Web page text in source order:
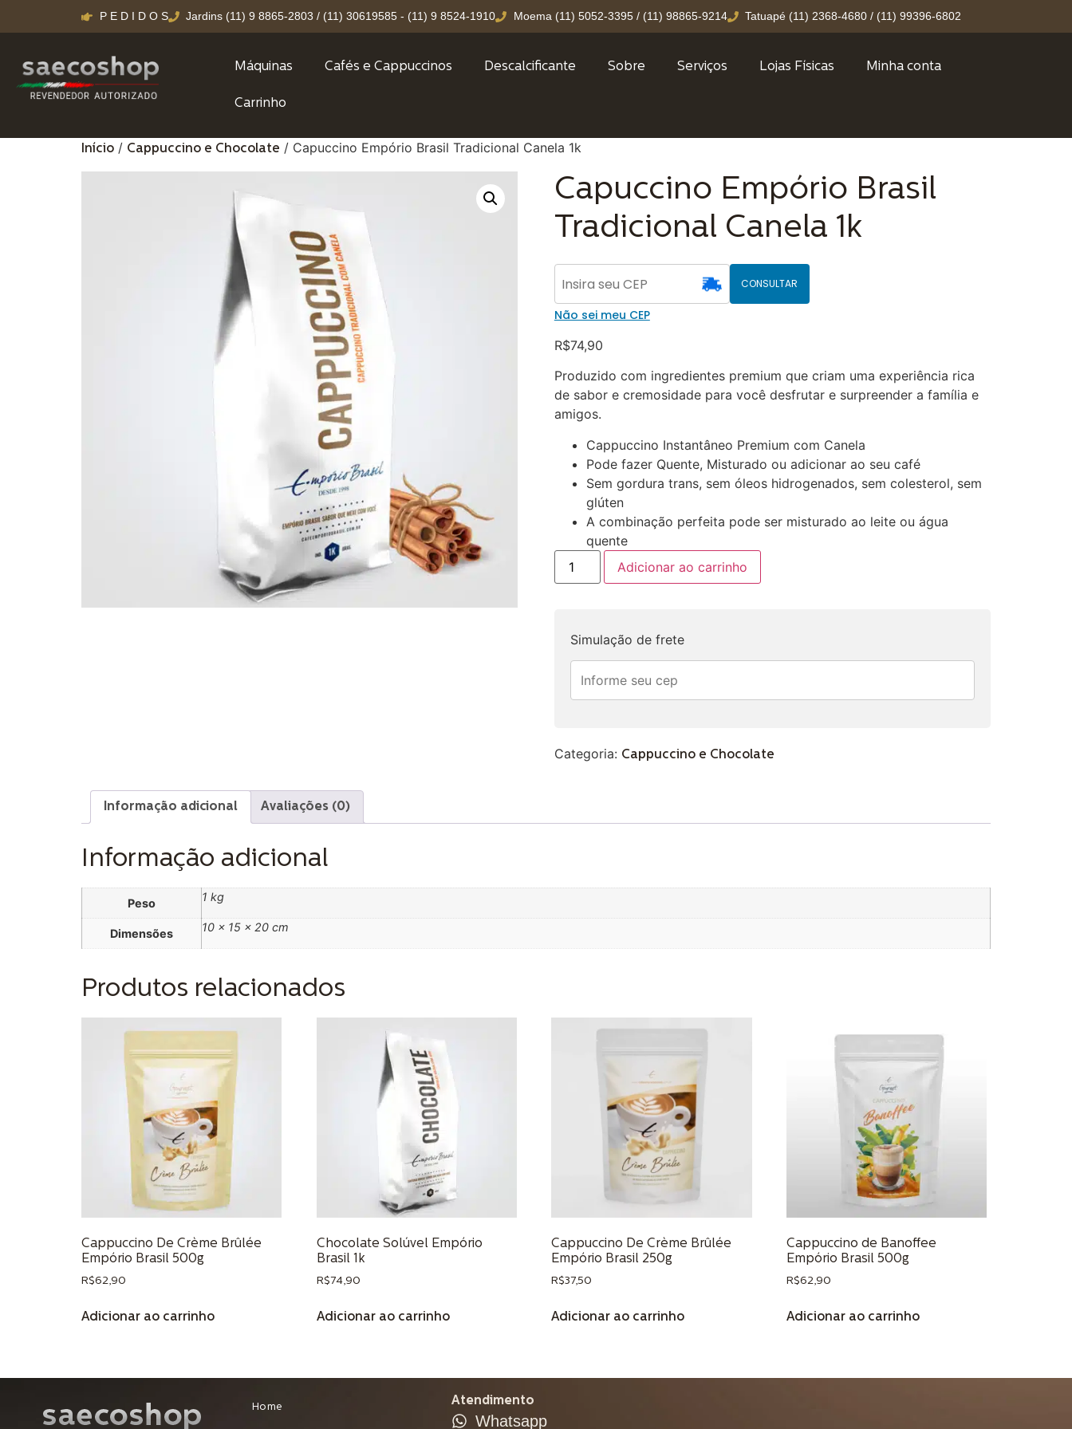
P E D I D O S Jardins (11) 9 8865-2803 / (11) 30619585 - (11) 9 8524-1910 Moema (11) 5052-3395 / (11) 98865-9214 Tatuapé (11) 2368-4680 / (11) 99396-6802
Máquinas Cafés e Cappuccinos Descalcificante Sobre Serviços Lojas Físicas Minha conta
Carrinho
Início / Cappuccino e Chocolate / Capuccino Empório Brasil Tradicional Canela 1k
Capuccino Empório Brasil
Tradicional Canela 1k
CONSULTAR
Não sei meu CEP
R$74,90
Produzido com ingredientes premium que criam uma experiência rica
de sabor e cremosidade para você desfrutar e surpreender a família e
amigos.
Cappuccino Instantâneo Premium com Canela
Pode fazer Quente, Misturado ou adicionar ao seu café
Sem gordura trans, sem óleos hidrogenados, sem colesterol, sem
glúten
A combinação perfeita pode ser misturado ao leite ou água
quente
Adicionar ao carrinho
Simulação de frete
Categoria: Cappuccino e Chocolate
Informação adicional Avaliações (0)
Informação adicional
Peso 1 kg
Dimensões 10 × 15 × 20 cm
Produtos relacionados
Cappuccino De Crème Brûlée
Empório Brasil 500g
R$62,90
Adicionar ao carrinho
Chocolate Solúvel Empório
Brasil 1k
R$ 74,90
Adicionar ao carrinho
Cappuccino De Crème Brûlée
Empório Brasil 250g
R$37,50
Adicionar ao carrinho
Cappuccino de Banoffee
Empório Brasil 500g
R$62,90
Adicionar ao carrinho
Home Atendimento
Whatsapp